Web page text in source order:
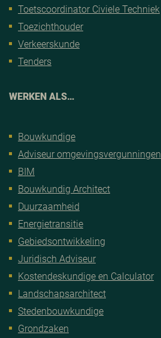
Toetscoordinator Civiele Techniek
Toezichthouder
Verkeerskunde
Tenders
WERKEN ALS…
Bouwkundige
Adviseur omgevingsvergunningen
BIM
Bouwkundig Architect
Duurzaamheid
Energietransitie
Gebiedsontwikkeling
Juridisch Adviseur
Kostendeskundige en Calculator
Landschapsarchitect
Stedenbouwkundige
Grondzaken